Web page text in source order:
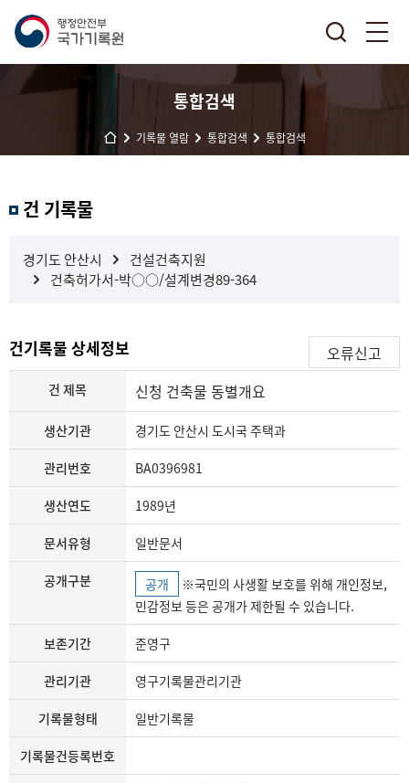
통합검색
기록물 열람 통합검색 통합검색
과 건 기록물
경기도 안산시
건설건축지원
건축허가서-박○○/설계변경89-364
건기록물 상세정보 오류신고
건 제목 신청 건축물 동별개요
생산기관 경기도 안산시 도시국 주택과
관리번호 BA0396981
생산연도 1989년
문서유형 일반문서
공개구분 공개
민감정보 등은 공개가 제한될 수 있습니다.
보존기간 준영구
관리기관 영구기록물관리기관
기록물형태 일반기록물
기록물건등록번호